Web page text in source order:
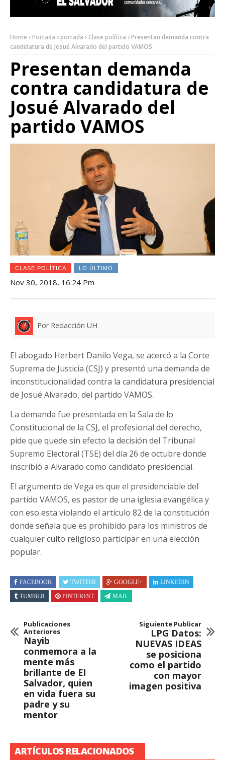
Home Portada portada Clase política
Presentan demanda contra
candidatura de Josué Alvarado del partido VAMOS
Presentan demanda
contra candidatura de
Josué Alvarado del
partido VAMOS
CLASE POLÍTICA LO ÚLTIMO
Nov 30, 2018, 16:24 Pm
Por Redacción UH
El abogado Herbert Danilo Vega, se acercó a la Corte
Suprema de Justicia (CSJ) y presentó una demanda de
inconstitucionalidad contra la candidatura presidencial
de Josué Alvarado, del partido VAMOS.
La demanda fue presentada en la Sala de lo
Constitucional de la CSJ, el profesional del derecho,
pide que quede sin efecto la decisión del Tribunal
Supremo Electoral (TSE) del día 26 de octubre donde
inscribió a Alvarado como candidato presidencial.
El argumento de Vega es que el presidenciable del
partido VAMOS, es pastor de una iglesia evangélica y
con eso esta violando el artículo 82 de la constitución
donde señala que es prohibido para los ministros de
cualquier culto religioso participar en una elección
popular.
FACEBOOK TWITTER GOOGLE+
LINKEDIN
TUMBLR
PINTEREST MAIL
Publicaciones
Anteriores
Nayib
conmemora a la
mente más
brillante de El
Salvador, quien
en vida fuera su
padre y su
mentor
Siguiente Publicar
LPG Datos:
NUEVAS IDEAS
se posiciona
como el partido
con mayor
imagen positiva
ARTÍCULOS RELACIONADOS